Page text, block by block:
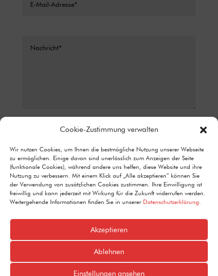
Cookie-Zustimmung verwalten
Wir nutzen Cookies, um Ihnen die bestmögliche Nutzung unserer Webseite
zu ermöglichen. Einige davon sind unerlässlich zum Anzeigen der Seite
(funktionale Cookies), während andere uns helfen, diese Website und ihre
Nutzung zu verbessern. Mit einem Klick auf „Alle akzeptieren“ können Sie
der Verwendung von zusätzlichen Cookies zustimmen. Ihre Einwilligung ist
freiwillig und kann jederzeit mit Wirkung für die Zukunft widerrufen werden.
Weitergehende Informationen finden Sie in unserer Datenschutzerklärung.
Akzeptieren
Ablehnen
Einstellungen ansehen
KONTAKTFORMULAR ZUR BEANTWORTUNG MEINER ANFRAGE
ERHOBEN UND VERARBEITET WERDEN. DETAILLIERTE
INFORMATIONEN ZUM UMGANG MIT NUTZERDATEN FINDEN SIE IN
UNSERER DATENSCHUTZERKLÄRUNG.
11 + 12= Senden
Alternative: